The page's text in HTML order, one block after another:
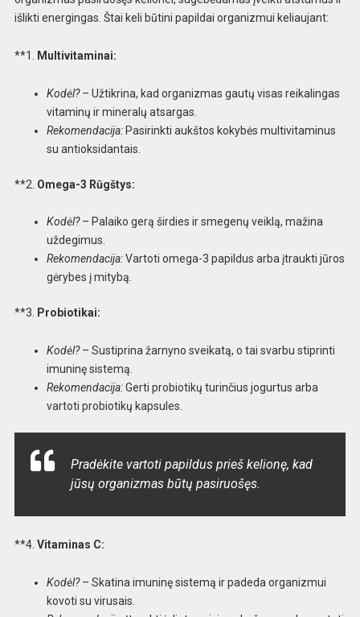
išlikti energingas. Štai keli būtini papildai organizmui keliaujant:
**1. Multivitaminai:
Kodėl?– Užtikrina, kad organizmas gautų visas reikalingas
vitaminų ir mineralų atsargas.
Rekomendacija:Pasirinkti aukštos kokybės multivitaminus
su antioksidantais.
**2. Omega-3 Rūgštys:
Kodėl?– Palaiko gerą širdies ir smegenų veiklą, mažina
uždegimus.
Rekomendacija:Vartoti omega-3 papildus arba įtraukti jūros
gėrybes į mitybą.
**3. Probiotikai:
Kodėl?– Sustiprina žarnyno sveikatą, o tai svarbu stiprinti
imuninę sistemą.
Rekomendacija:Gerti probiotikų turinčius jogurtus arba
vartoti probiotikų kapsules.
Pradėkite vartoti papildus prieš kelionę, kad
jūsų organizmas būtų pasiruošęs.
**4. Vitaminas C:
Kodėl?– Skatina imuninę sistemą ir padeda organizmui
kovoti su virusais.